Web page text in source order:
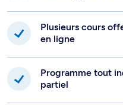
Plusieurs cours
en ligne
Programme tout
partiel